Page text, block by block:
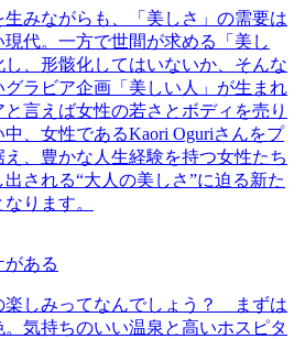
生みながらも、「美しさ」の需要は
代。一方で世間が求める「美し
し、形骸化してはいないか、そんな
グラビア企画「美しい人」が生まれ
と言えば女性の若さとボディを売り
、女性であるKaori Oguriさんをプ
え、豊かな人生経験を持つ女性たち
される“大人の美しさ”に迫る新た
ります。
がある
楽しみってなんでしょう？ まずは
気持ちのいい温泉と高いホスピタ